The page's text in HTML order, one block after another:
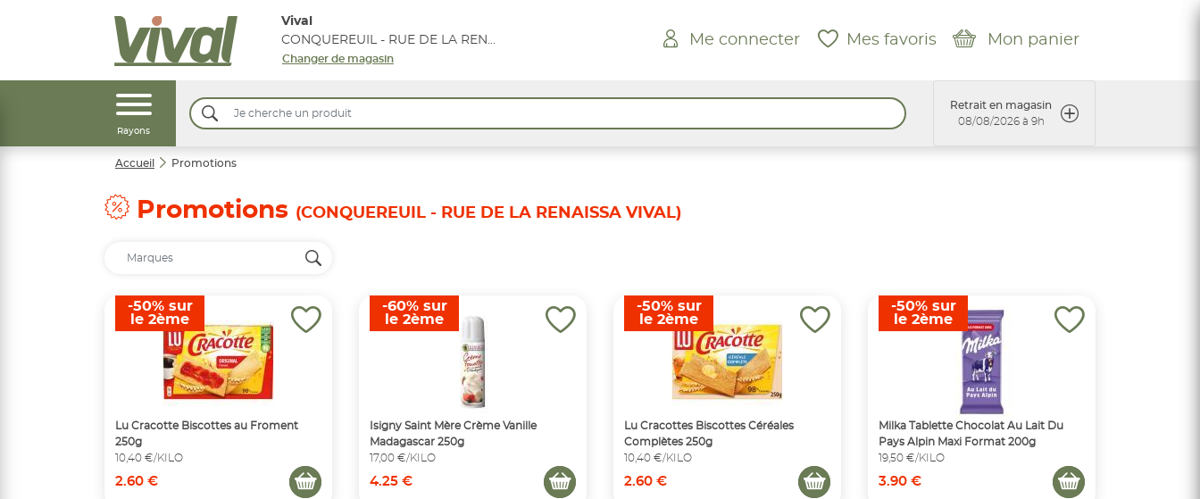
Vival
CONQUEREUIL - RUE DE LA RENAISSA VIVAL
Changer de magasin
Me connecter Mes favoris Mon panier
Rayons
Retrait en magasin
08/08/2026 à 9h
Accueil Promotions
Promotions (CONQUEREUIL - RUE DE LA RENAISSA VIVAL)
Lu Cracotte Biscottes au Froment
250g
10,40 €/KILO
2.60 €
-50% sur
le 2ème
Isigny Saint Mère Crème Vanille
Madagascar 250g
17,00 €/KILO
4.25 €
-60% sur
le 2ème
Lu Cracottes Biscottes Céréales
Complètes 250g
10,40 €/KILO
2.60 €
-50% sur
le 2ème
Milka Tablette Chocolat Au Lait Du
Pays Alpin Maxi Format 200g
19,50 €/KILO
3.90 €
-50% sur
le 2ème